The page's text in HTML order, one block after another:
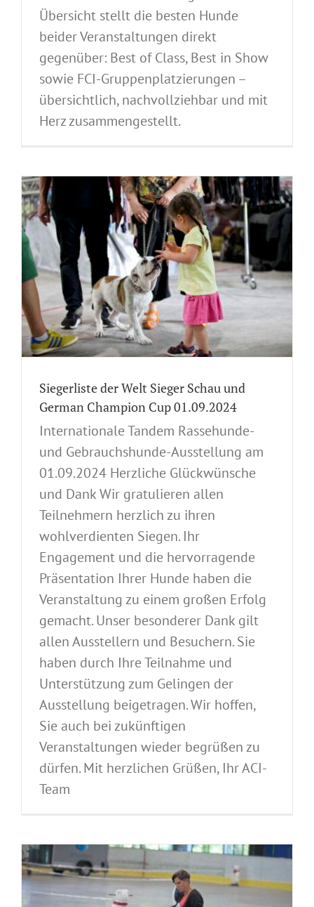
Übersicht stellt die besten Hunde
beider Veranstaltungen direkt
gegenüber: Best of Class, Best in Show
sowie FCI-Gruppenplatzierungen –
übersichtlich, nachvollziehbar und mit
Herz zusammengestellt.
Siegerliste der Welt Sieger Schau und
German Champion Cup 01.09.2024
Internationale Tandem Rassehunde-
und Gebrauchshunde-Ausstellung am
01.09.2024 Herzliche Glückwünsche
und Dank Wir gratulieren allen
Teilnehmern herzlich zu ihren
wohlverdienten Siegen. Ihr
Engagement und die hervorragende
Präsentation Ihrer Hunde haben die
Veranstaltung zu einem großen Erfolg
gemacht. Unser besonderer Dank gilt
allen Ausstellern und Besuchern. Sie
haben durch Ihre Teilnahme und
Unterstützung zum Gelingen der
Ausstellung beigetragen. Wir hoffen,
Sie auch bei zukünftigen
Veranstaltungen wieder begrüßen zu
dürfen. Mit herzlichen Grüßen, Ihr ACI-
Team